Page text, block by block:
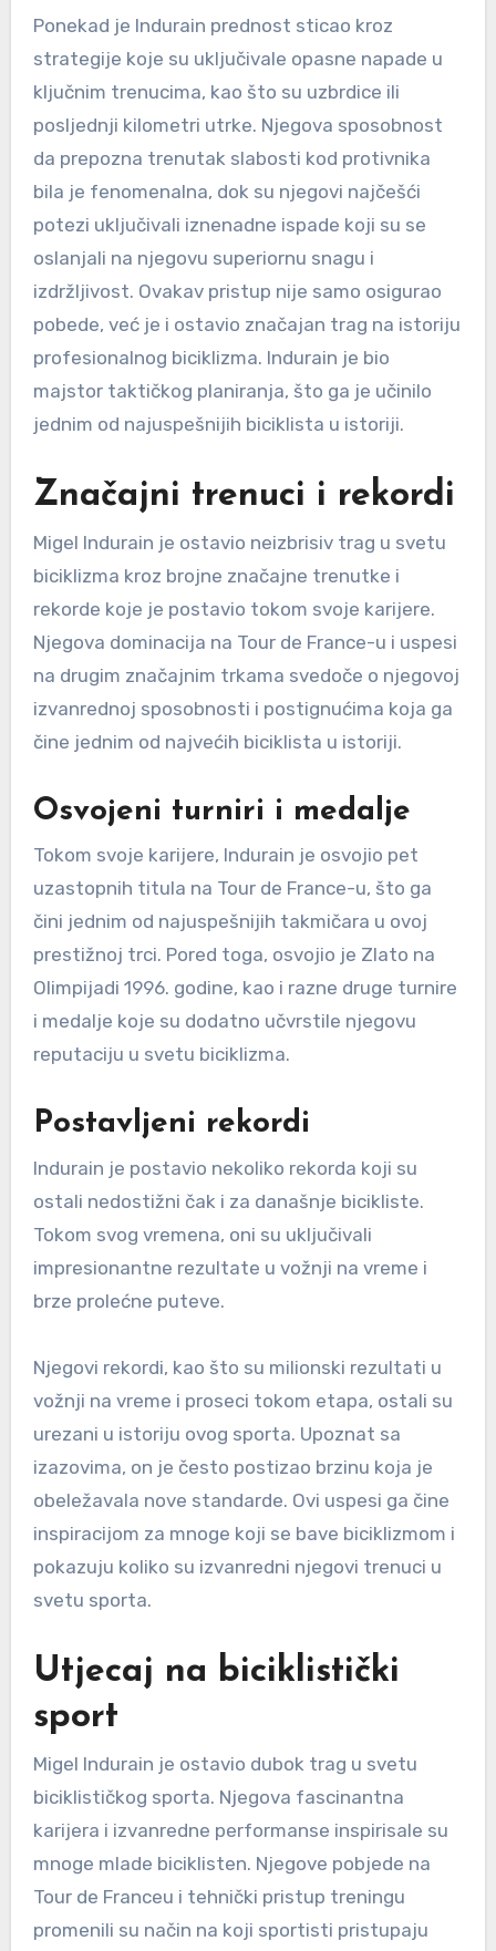
Ponekad je Indurain prednost sticao kroz
strategije koje su uključivale opasne napade u
ključnim trenucima, kao što su uzbrdice ili
posljednji kilometri utrke. Njegova sposobnost
da prepozna trenutak slabosti kod protivnika
bila je fenomenalna, dok su njegovi najčešći
potezi uključivali iznenadne ispade koji su se
oslanjali na njegovu superiornu snagu i
izdržljivost. Ovakav pristup nije samo osigurao
pobede, već je i ostavio značajan trag na istoriju
profesionalnog biciklizma. Indurain je bio
majstor taktičkog planiranja, što ga je učinilo
jednim od najuspešnijih biciklista u istoriji.
Značajni trenuci i rekordi
Migel Indurain je ostavio neizbrisiv trag u svetu
biciklizma kroz brojne značajne trenutke i
rekorde koje je postavio tokom svoje karijere.
Njegova dominacija na Tour de France-u i uspesi
na drugim značajnim trkama svedoče o njegovoj
izvanrednoj sposobnosti i postignućima koja ga
čine jednim od najvećih biciklista u istoriji.
Osvojeni turniri i medalje
Tokom svoje karijere, Indurain je osvojio pet
uzastopnih titula na Tour de France-u, što ga
čini jednim od najuspešnijih takmičara u ovoj
prestižnoj trci. Pored toga, osvojio je Zlato na
Olimpijadi 1996. godine, kao i razne druge turnire
i medalje koje su dodatno učvrstile njegovu
reputaciju u svetu biciklizma.
Postavljeni rekordi
Indurain je postavio nekoliko rekorda koji su
ostali nedostižni čak i za današnje bicikliste.
Tokom svog vremena, oni su uključivali
impresionantne rezultate u vožnji na vreme i
brze prolećne puteve.
Njegovi rekordi, kao što su milionski rezultati u
vožnji na vreme i proseci tokom etapa, ostali su
urezani u istoriju ovog sporta. Upoznat sa
izazovima, on je često postizao brzinu koja je
obeležavala nove standarde. Ovi uspesi ga čine
inspiracijom za mnoge koji se bave biciklizmom i
pokazuju koliko su izvanredni njegovi trenuci u
svetu sporta.
Utjecaj na biciklistički
sport
Migel Indurain je ostavio dubok trag u svetu
biciklističkog sporta. Njegova fascinantna
karijera i izvanredne performanse inspirisale su
mnoge mlade biciklisten. Njegove pobjede na
Tour de Franceu i tehnički pristup treningu
promenili su način na koji sportisti pristupaju